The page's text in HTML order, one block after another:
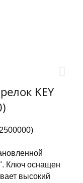
KEY
Ключ оснащен
высокий